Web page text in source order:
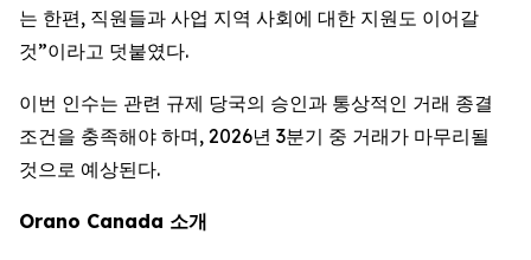
는 한편, 직원들과 사업 지역 사회에 대한 지원도 이어갈
것”이라고 덧붙였다.
이번 인수는 관련 규제 당국의 승인과 통상적인 거래 종결
조건을 충족해야 하며, 2026년 3분기 중 거래가 마무리될
것으로 예상된다.
Orano Canada 소개